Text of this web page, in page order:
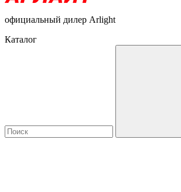
официальный дилер Arlight
Каталог